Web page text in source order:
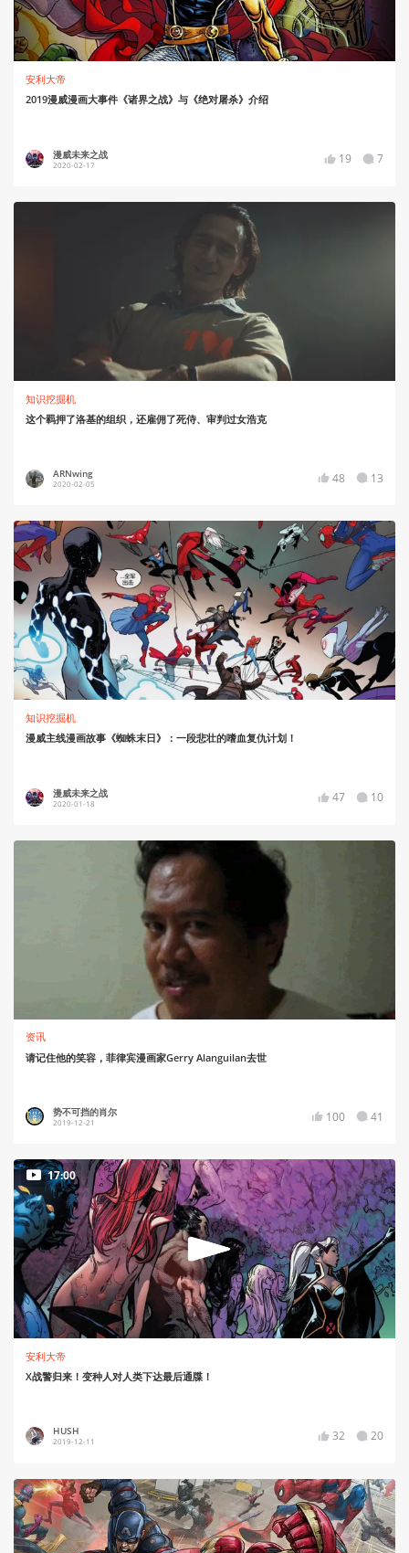
安利大帝
2019漫威漫画大事件《诸界之战》与《绝对屠杀》介绍
漫威未来之战
2020-02-17 19 7
知识挖掘机
这个羁押了洛基的组织，还雇佣了死侍、审判过女浩克
ARNwing
2020-02-05 48 13
知识挖掘机
漫威主线漫画故事《蜘蛛末日》：一段悲壮的嗜血复仇计划！
漫威未来之战
2020-01-18 47 10
资讯
请记住他的笑容，菲律宾漫画家Gerry Alanguilan去世
势不可挡的肖尔
2019-12-21 100 41
17:00
安利大帝
X战警归来！变种人对人类下达最后通牒！
HUSH
2019-12-11 32 20